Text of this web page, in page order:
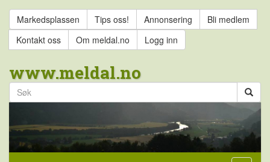
Markedsplassen Tips oss! Annonsering
Bli medlem
Kontakt oss
Om meldal.no Logg inn
www.meldal.no